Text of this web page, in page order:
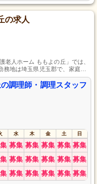
の求人
老人ホーム ももよの丘」では、
務地は埼玉県児玉郡で、家庭的
なくても、料理が好きな方や未
して勤務可能な方をお待ちして
を提供しましょう！
調理師・調理スタッフ
水 木 金 土 日
募集 募集 募集 募集 募集
募集 募集 募集 募集 募集
募集 募集 募集 募集 募集